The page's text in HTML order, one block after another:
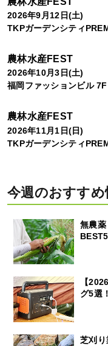
2026年9月12日(土)
TKPガーデンシティ
農林水産FEST
2026年10月3日(土)
福岡ファッションビル 7F
農林水産FEST
2026年11月1日(日)
TKPガーデンシティ
今週のおすすめ
無農
【
グ5選
芝刈